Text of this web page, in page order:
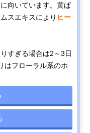
向いています。黄ば
スエキスにより ヒー
すぎる場合は2～3日
はフローラル系のホ